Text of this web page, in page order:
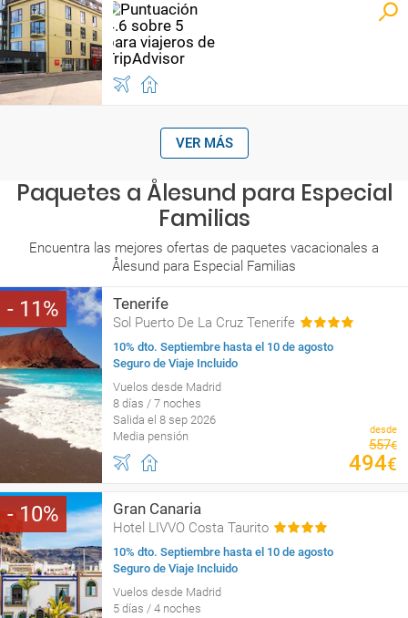
VER MÁS
Paquetes a Ålesund para Especial
Familias
Encuentra las mejores ofertas de paquetes vacacionales a
Ålesund para Especial Familias
11 Tenerife
Sol Puerto De La Cruz Tenerife
10% dto. Septiembre hasta el 10 de agosto
Seguro de Viaje Incluido
Vuelos desde Madrid
8 días / 7 noches
Salida el 8 sep 2026
Media pensión
desde
557€
494€
10 Gran Canaria
Hotel LIVVO Costa Taurito
10% dto. Septiembre hasta el 10 de agosto
Seguro de Viaje Incluido
Vuelos desde Madrid
5 días / 4 noches